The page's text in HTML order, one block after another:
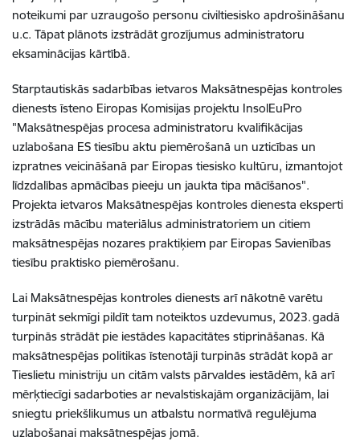
noteikumi par uzraugošo personu civiltiesisko apdrošināšanu
u.c. Tāpat plānots izstrādāt grozījumus administratoru
eksaminācijas kārtībā.
Starptautiskās sadarbības ietvaros Maksātnespējas kontroles
dienests īsteno Eiropas Komisijas projektu InsolEuPro
"Maksātnespējas procesa administratoru kvalifikācijas
uzlabošana ES tiesību aktu piemērošanā un uzticības un
izpratnes veicināšanā par Eiropas tiesisko kultūru, izmantojot
līdzdalības apmācības pieeju un jaukta tipa mācīšanos".
Projekta ietvaros Maksātnespējas kontroles dienesta eksperti
izstrādās mācību materiālus administratoriem un citiem
maksātnespējas nozares praktiķiem par Eiropas Savienības
tiesību praktisko piemērošanu.
Lai Maksātnespējas kontroles dienests arī nākotnē varētu
turpināt sekmīgi pildīt tam noteiktos uzdevumus, 2023. gadā
turpinās strādāt pie iestādes kapacitātes stiprināšanas. Kā
maksātnespējas politikas īstenotāji turpinās strādāt kopā ar
Tieslietu ministriju un citām valsts pārvaldes iestādēm, kā arī
mērķtiecīgi sadarboties ar nevalstiskajām organizācijām, lai
sniegtu priekšlikumus un atbalstu normatīvā regulējuma
uzlabošanai maksātnespējas jomā.